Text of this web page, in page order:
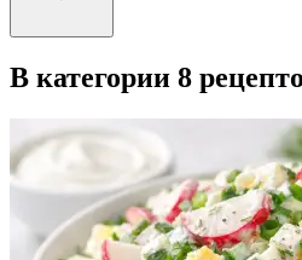
В категории 8